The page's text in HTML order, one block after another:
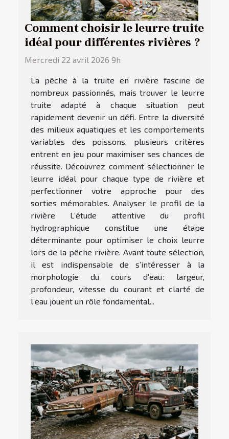
Comment choisir le leurre truite
idéal pour différentes rivières ?
Mercredi 22 avril 2026 9h
La pêche à la truite en rivière fascine de
nombreux passionnés, mais trouver le leurre
truite adapté à chaque situation peut
rapidement devenir un défi. Entre la diversité
des milieux aquatiques et les comportements
variables des poissons, plusieurs critères
entrent en jeu pour maximiser ses chances de
réussite. Découvrez comment sélectionner le
leurre idéal pour chaque type de rivière et
perfectionner votre approche pour des
sorties mémorables. Analyser le profil de la
rivière L’étude attentive du profil
hydrographique constitue une étape
déterminante pour optimiser le choix leurre
lors de la pêche rivière. Avant toute sélection,
il est indispensable de s’intéresser à la
morphologie du cours d’eau : largeur,
profondeur, vitesse du courant et clarté de
l’eau jouent un rôle fondamental...